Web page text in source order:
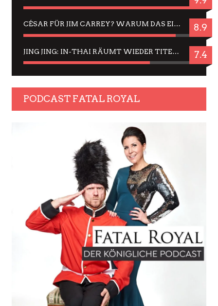
CÉSAR FÜR JIM CARREY? WARUM DAS EINER DER NERVIGSTEN ACTORS IST UND BLEIBT 8.9
JING JING: IN-THAI RÄUMT WIEDER TITEL AB – EIN ZWEI-STUNDEN-ERLEBNISBERICHT 7.4
PODCAST FATAL ROYAL